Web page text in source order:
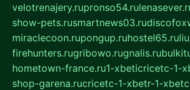
velotrenajery.rupronso54.ru
show-pets.rusmartnews03.ru
miraclecoon.rupongup.ruhostel65.ru
firehunters.rugribowo.rugnalis.ru
hometown-france.ru1-xbeticricetc-1-
shop-garena.rucricetc-1-xbetr-1-